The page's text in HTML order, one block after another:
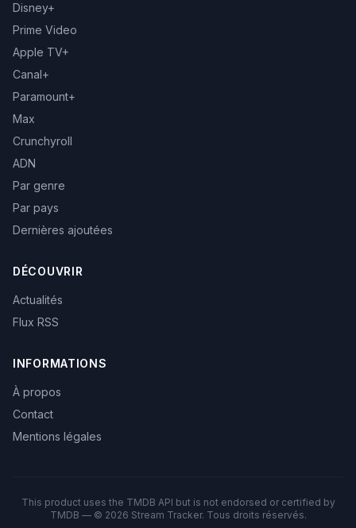
Disney+
Prime Video
Apple TV+
Canal+
Paramount+
Max
Crunchyroll
ADN
Par genre
Par pays
Dernières ajoutées
DÉCOUVRIR
Actualités
Flux RSS
INFORMATIONS
À propos
Contact
Mentions légales
This product uses the TMDB API but is not endorsed or certified by
TMDB — © 2026 Stream Tracker. Tous droits réservés.